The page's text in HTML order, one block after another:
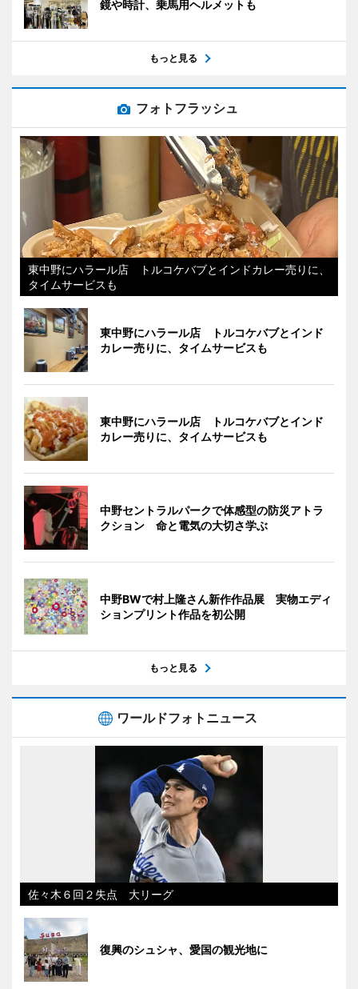
鏡や時計、乗馬用ヘルメットも
もっと見る
フォトフラッシュ
東中野にハラール店 トルコケバブとインドカレー売りに、
タイムサービスも
東中野にハラール店 トルコケバブとインド
カレー売りに、タイムサービスも
東中野にハラール店 トルコケバブとインド
カレー売りに、タイムサービスも
中野セントラルパークで体感型の防災アトラ
クション 命と電気の大切さ学ぶ
中野BWで村上隆さん新作作品展 実物エディ
ションプリント作品を初公開
もっと見る
ワールドフォトニュース
佐々木６回２失点 大リーグ
復興のシュシャ、愛国の観光地に